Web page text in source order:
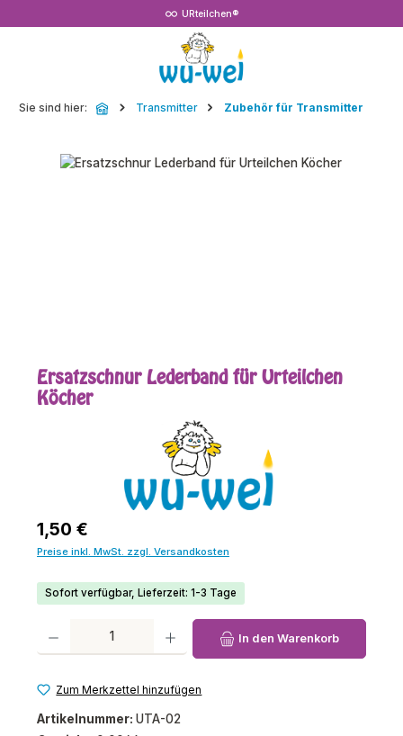
URteilchen®
Sie sind hier: Transmitter Zubehör für Transmitter
Bildergalerie überspringen
Ersatzschnur Lederband für Urteilchen
Köcher
Regulärer Preis:
1,50 €
Preise inkl. MwSt. zzgl. Versandkosten
Sofort verfügbar, Lieferzeit: 1-3 Tage
Produkt Anzahl: Gib den gewünschten Wert ein oder benutze die
In den Warenkorb
Zum Merkzettel hinzufügen
Artikelnummer: UTA-02